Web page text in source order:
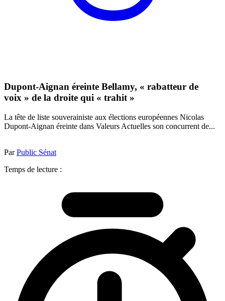
Dupont-Aignan éreinte Bellamy, « rabatteur de
voix » de la droite qui « trahit »
La tête de liste souverainiste aux élections européennes Nicolas
Dupont-Aignan éreinte dans Valeurs Actuelles son concurrent de...
ParPublic Sénat
Temps de lecture :